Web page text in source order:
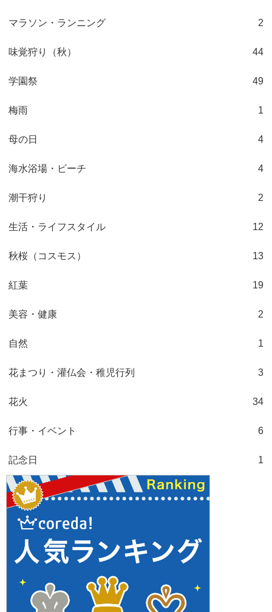
マラソン・ランニング 2
味覚狩り（秋） 44
学園祭 49
梅雨 1
母の日 4
海水浴場・ビーチ 4
潮干狩り 2
生活・ライフスタイル 12
秋桜（コスモス） 13
紅葉 19
美容・健康 2
自然 1
花まつり・灌仏会・稚児行列 3
花火 34
行事・イベント 6
記念日 1